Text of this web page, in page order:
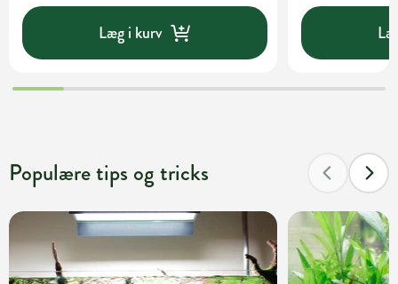
Læg i kurv
Populære tips og tricks